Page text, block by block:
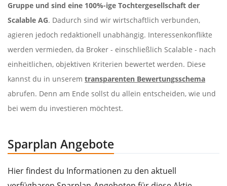
Gruppe und sind eine 100%-ige Tochtergesellschaft der
Scalable AG. Dadurch sind wir wirtschaftlich verbunden,
agieren jedoch redaktionell unabhängig. Interessenkonflikte
werden vermieden, da Broker - einschließlich Scalable - nach
einheitlichen, objektiven Kriterien bewertet werden. Diese
kannst du in unserem transparenten Bewertungsschema
abrufen. Denn am Ende sollst du allein entscheiden, wie und
bei wem du investieren möchtest.
Sparplan Angebote
Hier findest du Informationen zu den aktuell